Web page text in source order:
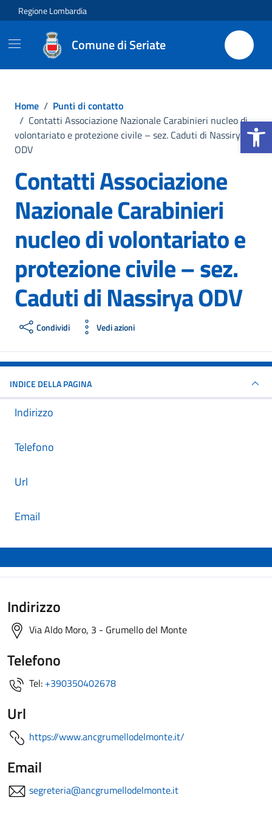
Apri la
Vai ai contenuti
Vai al footer
Regione Lombardia
Comune di Seriate
Home / Punti di contatto
/ Contatti Associazione Nazionale Carabinieri nucleo di
volontariato e protezione civile – sez. Caduti di Nassirya
ODV
Contatti Associazione
Nazionale Carabinieri
nucleo di volontariato e
protezione civile – sez.
Caduti di Nassirya ODV
Condividi Vedi azioni
INDICE DELLA PAGINA
Indirizzo
Telefono
Url
Email
Indirizzo
Via Aldo Moro, 3 - Grumello del Monte
Telefono
Tel: +390350402678
Url
https://www.ancgrumellodelmonte.it/
Email
segreteria@ancgrumellodelmonte.it